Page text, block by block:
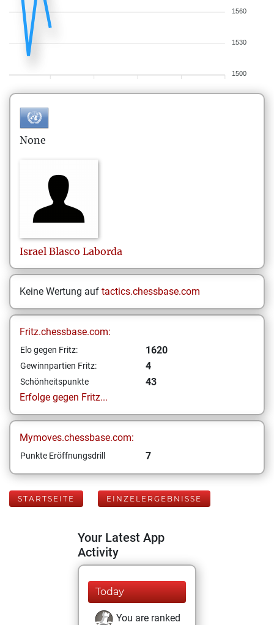
1560
1530
1500
None
Israel Blasco Laborda
Keine Wertung auf tactics.chessbase.com
Fritz.chessbase.com:
Elo gegen Fritz: 1620
Gewinnpartien Fritz: 4
Schönheitspunkte
43
Erfolge gegen Fritz...
Mymoves.chessbase.com:
Punkte Eröffnungsdrill 7
STARTSEITE EINZELERGEBNISSE
Your Latest App
Activity
Today
You are ranked